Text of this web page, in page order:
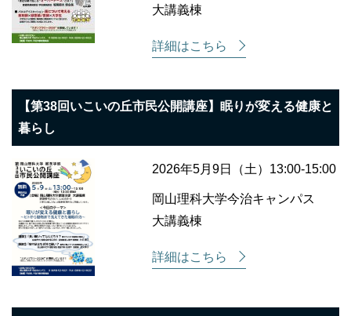
大講義棟
詳細はこちら
【第38回いこいの丘市民公開講座】眠りが変える健康と
暮らし
2026年5月9日（土）13:00-15:00
岡山理科大学今治キャンパス
大講義棟
詳細はこちら